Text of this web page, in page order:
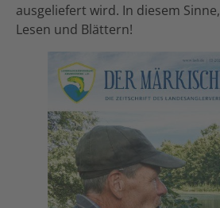
ausgeliefert wird. In diesem
Lesen und Blättern!